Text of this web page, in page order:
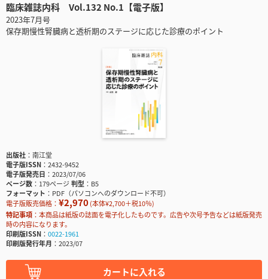
臨床雑誌内科 Vol.132 No.1【電子版】
2023年7月号
保存期慢性腎臓病と透析期のステージに応じた診療のポイント
出版社
南江堂
電子版ISSN
2432-9452
電子版発売日
2023/07/06
ページ数
179ページ判型
B5
フォーマット
PDF（パソコンへのダウンロード不可）
電子版販売価格： ¥2,970(本体¥2,700＋税10％)
特記事項
本商品は紙版の誌面を電子化したものです。広告や次号予告などは紙版発売
時の内容になります。
印刷版ISSN
0022-1961
印刷版発行年月
2023/07
カートに入れる